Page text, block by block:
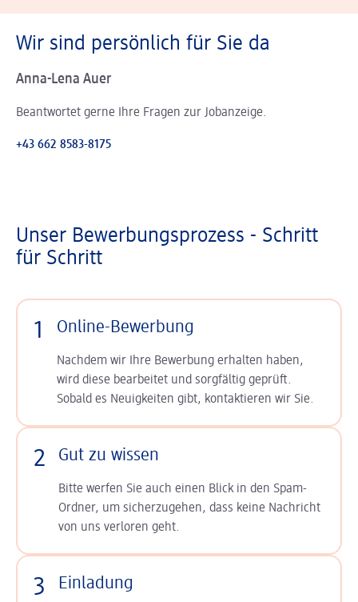
Wir sind persönlich für Sie da
Anna-Lena Auer
Beantwortet gerne Ihre Fragen zur Jobanzeige.
+43 662 8583-8175
Unser Bewerbungsprozess - Schritt
für Schritt
1 Online-Bewerbung
Nachdem wir Ihre Bewerbung erhalten haben,
wird diese bearbeitet und sorgfältig geprüft.
Sobald es Neuigkeiten gibt, kontaktieren wir Sie.
2 Gut zu wissen
Bitte werfen Sie auch einen Blick in den Spam-
Ordner, um sicherzugehen, dass keine Nachricht
von uns verloren geht.
3 Einladung